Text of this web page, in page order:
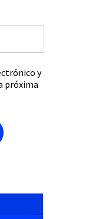
y
próxima